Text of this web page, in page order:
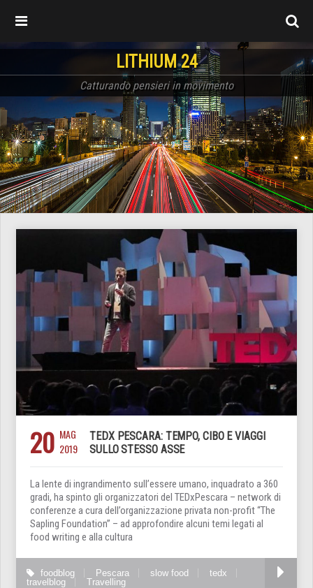
LITHIUM 24
Catturando pensieri in movimento
20 MAG
2019
TEDX PESCARA: TEMPO, CIBO E VIAGGI
SULLO STESSO ASSE
La lente di ingrandimento sull’essere umano, inquadrato a 360
gradi, ha spinto gli organizzatori del TEDxPescara – network di
conferenze a cura dell’organizzazione privata non-profit “The
Sapling Foundation” – ad approfondire alcuni temi legati al
food writing e alla cultura
foodblog Pescara slow food
tedx
travelblog
Travelling